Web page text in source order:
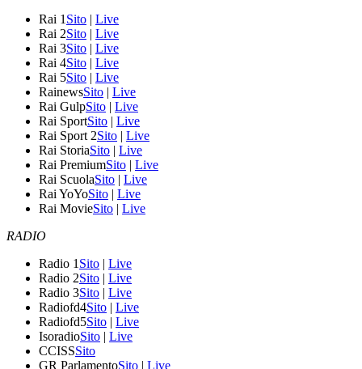
Rai 1 Sito | Live
Rai 2Sito | Live
Rai 3Sito | Live
Rai 4Sito | Live
Rai 5Sito | Live
RainewsSito | Live
Rai GulpSito | Live
Rai SportSito | Live
Rai Sport 2Sito | Live
Rai StoriaSito | Live
Rai PremiumSito | Live
Rai ScuolaSito | Live
Rai YoYoSito | Live
Rai MovieSito | Live
RADIO
Radio 1 Sito | Live
Radio 2Sito | Live
Radio 3Sito | Live
Radiofd4Sito | Live
Radiofd5Sito | Live
IsoradioSito | Live
CCISSSito
GR ParlamentoSito | Live